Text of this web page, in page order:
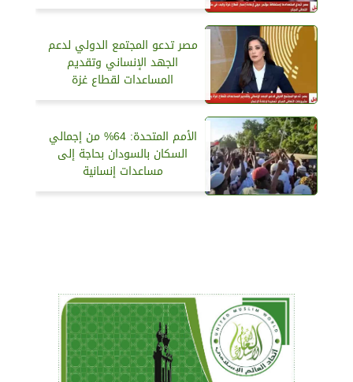
مصر تدعو المجتمع الدولي لدعم
الجهد الإنساني وتقديم
المساعدات لقطاع غزة
الأمم المتحدة: 64% من إجمالي
السكان بالسودان بحاجة إلى
مساعدات إنسانية